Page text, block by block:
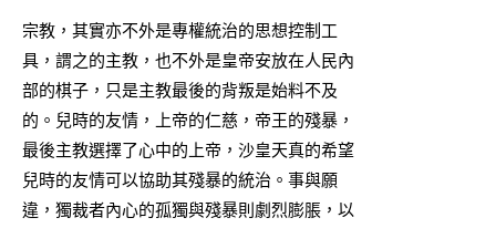
宗教，其實亦不外是專權統治的思想控制工
具，謂之的主教，也不外是皇帝安放在人民內
部的棋子，只是主教最後的背叛是始料不及
的。兒時的友情，上帝的仁慈，帝王的殘暴，
最後主教選擇了心中的上帝，沙皇天真的希望
兒時的友情可以協助其殘暴的統治。事與願
違，獨裁者內心的孤獨與殘暴則劇烈膨脹，以